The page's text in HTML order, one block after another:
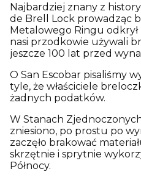
Najbardziej znany z
de Brell Lock prowadząc
Metalowego Ringu
nasi przodkowie używali
jeszcze 100 lat przed
O San Escobar pisaliśmy
tyle, że właściciele
żadnych podatków.
W Stanach
zniesiono, po prostu po
zaczęło brakować
skrzętnie i sprytnie
Północy.